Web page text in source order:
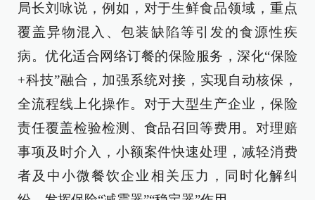
局长刘咏说，例如，对于生鲜食品领域，重点
覆盖异物混入、包装缺陷等引发的食源性疾
病。优化适合网络订餐的保险服务，深化“保险
+科技”融合，加强系统对接，实现自动核保，
全流程线上化操作。对于大型生产企业，保险
责任覆盖检验检测、食品召回等费用。对理赔
事项及时介入，小额案件快速处理，减轻消费
者及中小微餐饮企业相关压力，同时化解纠